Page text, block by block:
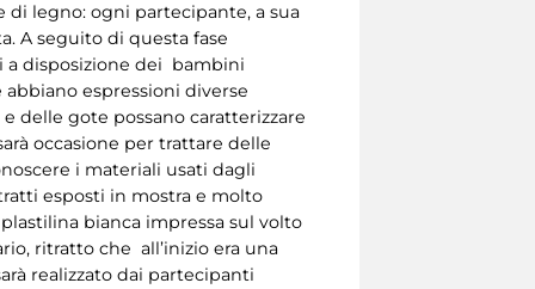
legno: ogni partecipante, a sua
A seguito di questa fase
a disposizione dei bambini
espressioni diverse
delle gote possano caratterizzare
occasione per trattare delle
i materiali usati dagli
esposti in mostra e molto
bianca impressa sul volto
ritratto che all’inizio era una
realizzato dai partecipanti